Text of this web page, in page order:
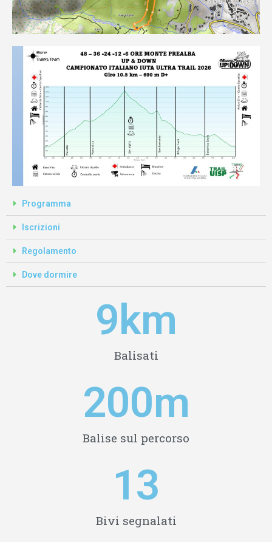
Programma
Iscrizioni
Regolamento
Dove dormire
9km
Balisati
200m
Balise sul percorso
13
Bivi segnalati